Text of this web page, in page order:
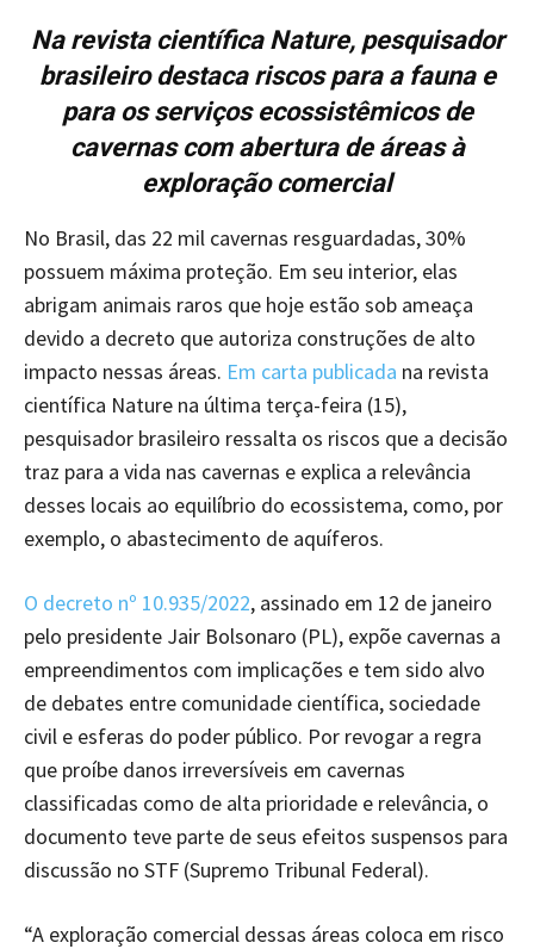
Na revista científica Nature, pesquisador
brasileiro destaca riscos para a fauna e
para os serviços ecossistêmicos de
cavernas com abertura de áreas à
exploração comercial
No Brasil, das 22 mil cavernas resguardadas, 30%
possuem máxima proteção. Em seu interior, elas
abrigam animais raros que hoje estão sob ameaça
devido a decreto que autoriza construções de alto
impacto nessas áreas. Em carta publicada na revista
científica Nature na última terça-feira (15),
pesquisador brasileiro ressalta os riscos que a decisão
traz para a vida nas cavernas e explica a relevância
desses locais ao equilíbrio do ecossistema, como, por
exemplo, o abastecimento de aquíferos.
O decreto nº 10.935/2022, assinado em 12 de janeiro
pelo presidente Jair Bolsonaro (PL), expõe cavernas a
empreendimentos com implicações e tem sido alvo
de debates entre comunidade científica, sociedade
civil e esferas do poder público. Por revogar a regra
que proíbe danos irreversíveis em cavernas
classificadas como de alta prioridade e relevância, o
documento teve parte de seus efeitos suspensos para
discussão no STF (Supremo Tribunal Federal).
“A exploração comercial dessas áreas coloca em risco